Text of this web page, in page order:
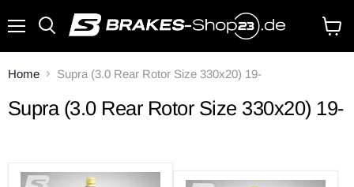
Home Supra (3.0 Rear Rotor Size 330x20) 19-
Supra (3.0 Rear Rotor Size 330x20) 19-